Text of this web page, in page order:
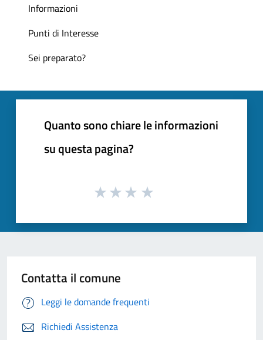
Informazioni
Punti di Interesse
Sei preparato?
Quanto sono chiare le informazioni
su questa pagina?
Contatta il comune
Leggi le domande frequenti
Richiedi Assistenza